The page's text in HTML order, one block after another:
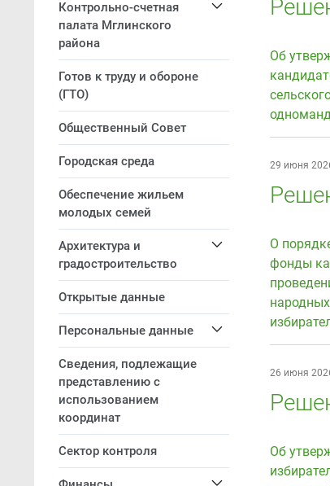
Контрольно-счетная
палата Мглинского
района
Готов к труду и обороне
(ГТО)
Общественный Совет
Городская среда
Обеспечение жильем
молодых семей
Архитектура и
градостроительство
Открытые данные
Персональные данные
Сведения, подлежащие
представлению с
использованием
координат
Сектор контроля
Об
29 июня
О
фонды
26 июня
Об